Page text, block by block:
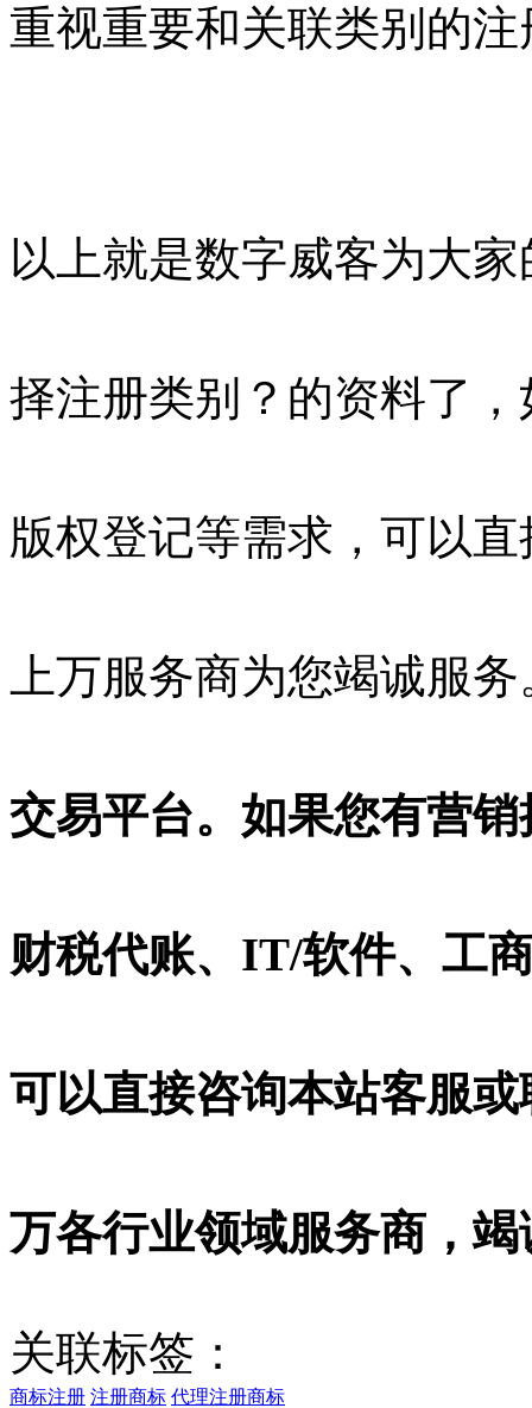
重视重要和关联类别的注
以上就是数字威客为大
择注册类别？的资料了
版权登记等需求，可以
上万服务商为您竭诚服务
交易平台。如果您有营
财税代账、IT/软件、工
可以直接咨询本站客服
万各行业领域服务商，
关联标签：
商标注册 注册商标 代理注册商标